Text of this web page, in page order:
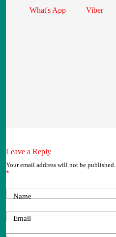
What's App Viber
Leave a Reply
Your email address will not be published.
*
Name
Email